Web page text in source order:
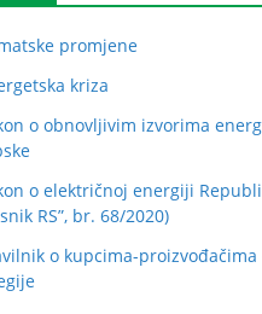
promjene
kriza
o obnovljivim izvorima
o električnoj energiji
RS”, br. 68/2020)
o kupcima-